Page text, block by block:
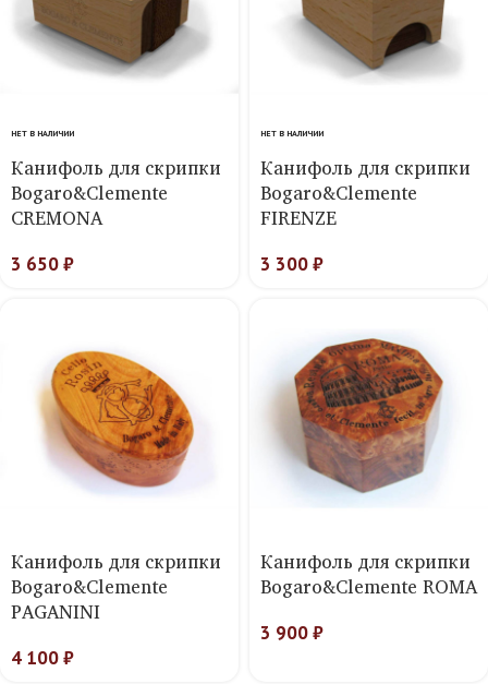
НЕТ В НАЛИЧИИ
Канифоль для скрипки
Bogaro&Clemente
CREMONA
3 650₽
НЕТ В НАЛИЧИИ
Канифоль для скрипки
Bogaro&Clemente
FIRENZE
3 300₽
Канифоль для скрипки
Bogaro&Clemente
PAGANINI
4 100₽
Канифоль для скрипки
Bogaro&Clemente ROMA
3 900₽